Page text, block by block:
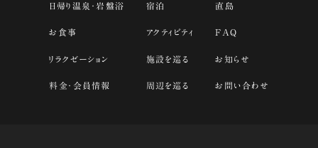
日帰り温泉・岩盤浴
お食事
リラクゼーション
料金・会員情報
宿泊
アクティビティ
施設を巡る
周辺を巡る
直島
FAQ
お知らせ
お問い合わせ